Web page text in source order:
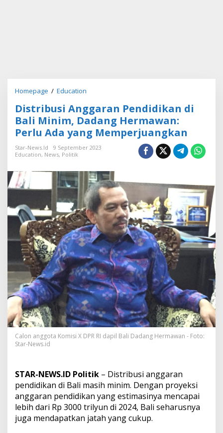
Homepage / Education
s
t
r
i
b
i
A
n
g
g
a
r
a
n
P
e
n
d
i
d
i
k
a
n
a
l
i
M
i
n
i
Distribusi Anggaran Pendidikan di
Bali Minim, Dadang Hermawan:
Perlu Ada yang Memperjuangkan
Star-News.id
9 September 2023
Education, News, Politik
Calon anggota Komisi X DPR RI dapil Bali Dadang Hermawan - Foto:
Star-News.id
STAR-NEWS.ID Politik – Distribusi anggaran
pendidikan di Bali masih minim. Dengan proyeksi
anggaran pendidikan yang estimasinya mencapai
lebih dari Rp 3000 trilyun di 2024, Bali seharusnya
juga mendapatkan jatah yang cukup.